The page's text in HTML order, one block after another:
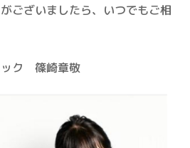
ございましたら、いつでもご相
ック 篠崎章敬